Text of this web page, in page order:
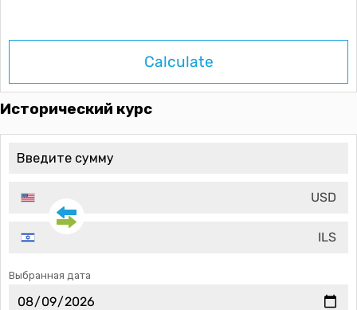
Calculate
Исторический курс
USD
ILS
Выбранная дата